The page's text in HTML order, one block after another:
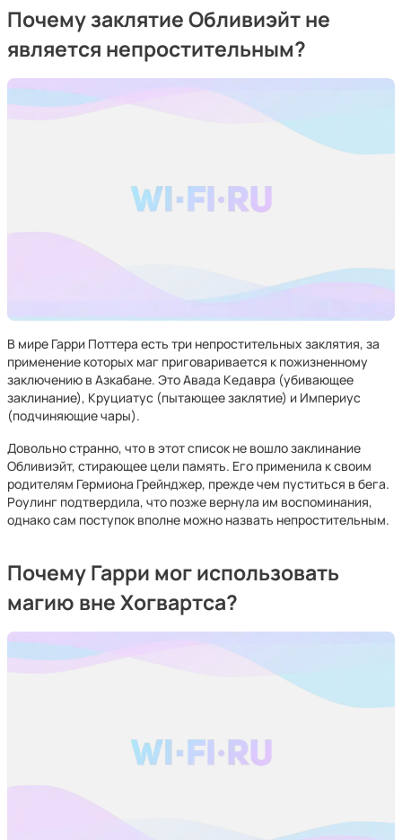
Почему заклятие Обливиэйт не
является непростительным?
В мире Гарри Поттера есть три непростительных заклятия, за
применение которых маг приговаривается к пожизненному
заключению в Азкабане. Это Авада Кедавра (убивающее
заклинание), Круциатус (пытающее заклятие) и Империус
(подчиняющие чары).
Довольно странно, что в этот список не вошло заклинание
Обливиэйт, стирающее цели память. Его применила к своим
родителям Гермиона Грейнджер, прежде чем пуститься в бега.
Роулинг подтвердила, что позже вернула им воспоминания,
однако сам поступок вполне можно назвать непростительным.
Почему Гарри мог использовать
магию вне Хогвартса?